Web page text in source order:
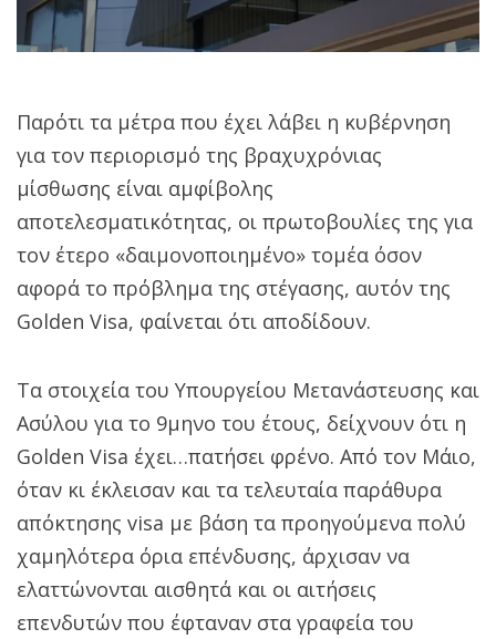
Παρότι τα μέτρα που έχει λάβει η κυβέρνηση
για τον περιορισμό της βραχυχρόνιας
μίσθωσης είναι αμφίβολης
αποτελεσματικότητας, οι πρωτοβουλίες της για
τον έτερο «δαιμονοποιημένο» τομέα όσον
αφορά το πρόβλημα της στέγασης, αυτόν της
Golden Visa, φαίνεται ότι αποδίδουν.
Τα στοιχεία του Υπουργείου Μετανάστευσης και
Ασύλου για το 9μηνο του έτους, δείχνουν ότι η
Golden Visa έχει…πατήσει φρένο. Από τον Μάιο,
όταν κι έκλεισαν και τα τελευταία παράθυρα
απόκτησης visa με βάση τα προηγούμενα πολύ
χαμηλότερα όρια επένδυσης, άρχισαν να
ελαττώνονται αισθητά και οι αιτήσεις
επενδυτών που έφταναν στα γραφεία του